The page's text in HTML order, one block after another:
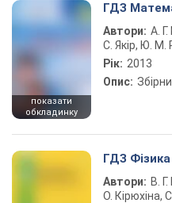
показати
обкладинку
ГДЗ
Автори: А.
С. Якір, Ю. М.
Рік: 2013
Опис:
ГДЗ
Автори: В.
О. Кірюхіна,